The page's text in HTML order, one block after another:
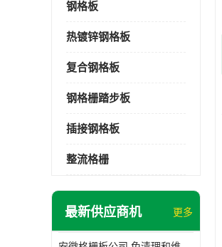
钢格板
热镀锌钢格板
复合钢格板
钢格栅踏步板
插接钢格板
整流格栅
最新供应商机 更多